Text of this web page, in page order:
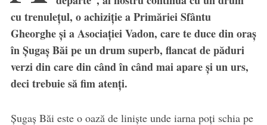
cu trenulețul, o achiziție a Primăriei Sfântu
Gheorghe și a Asociației Vadon, care te duce din oraș
în Șugaș Băi pe un drum superb, flancat de păduri
verzi din care din când în când mai apare și un urs,
deci trebuie să fim atenți.
Șugaș Băi este o oază de liniște unde iarna poți schia pe